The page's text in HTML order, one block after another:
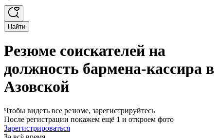
Найти
Резюме соискателей на
должность бармена-кассира в
Азовской
Чтобы видеть все резюме, зарегистрируйтесь
После регистрации покажем ещё 1 и откроем фото
Зарегистрироваться